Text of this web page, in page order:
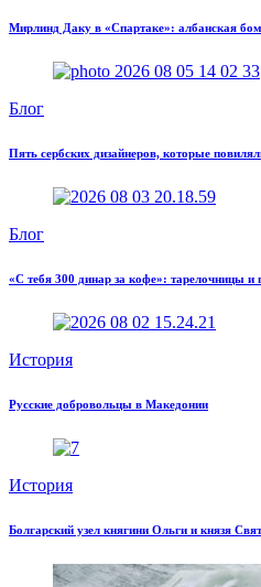
Мирлинд Даку в «Спартаке»: албанская
Блог
Пять сербских дизайнеров, которые
Блог
«С тебя 300 динар за кофе»: тарелочницы
История
Русские добровольцы в Македонии
История
Болгарский узел княгини Ольги и князя